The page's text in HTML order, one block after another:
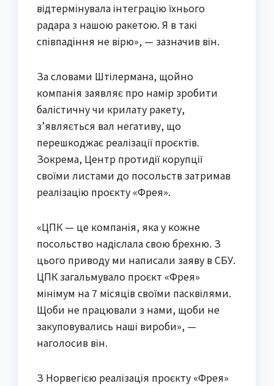
відтермінувала інтеграцію їхнього
радара з нашою ракетою. Я в такі
співпадіння не вірю», — зазначив він.
За словами Штілермана, щойно
компанія заявляє про намір зробити
балістичну чи крилату ракету,
з’являється вал негативу, що
перешкоджає реалізації проєктів.
Зокрема, Центр протидії корупції
своїми листами до посольств затримав
реалізацію проєкту «Фрея».
«ЦПК — це компанія, яка у кожне
посольство надіслала свою брехню. З
цього приводу ми написали заяву в СБУ.
ЦПК загальмувало проєкт «Фрея»
мінімум на 7 місяців своїми пасквілями.
Щоби не працювали з нами, щоби не
закуповувались наші вироби», —
наголосив він.
З Норвегією реалізація проєкту «Фрея»